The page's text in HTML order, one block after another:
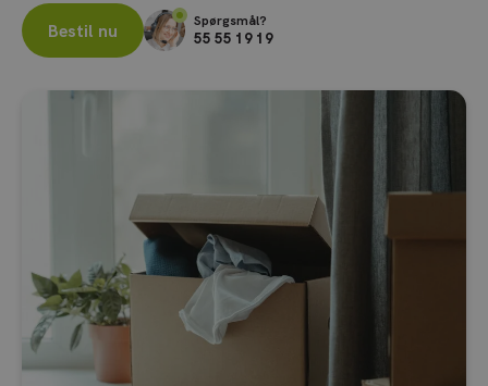
Bestil nu Spørgsmål?
55 55 19 19